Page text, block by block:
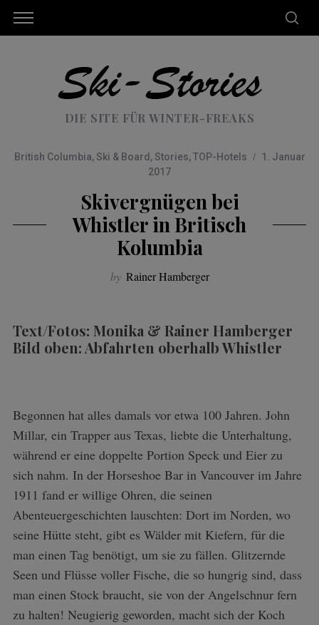
DIE SITE FÜR WINTER-FREAKS
British Columbia, Ski & Board , Stories,TOP-Hotels
1. Januar
2017
Skivergnügen bei
Whistler in Britisch
Kolumbia
by Rainer Hamberger
Text/Fotos: Monika & Rainer Hamberger
Bild oben: Abfahrten oberhalb Whistler
Begonnen hat alles damals vor etwa 100 Jahren. John
Millar, ein Trapper aus Texas, liebte die Unterhaltung,
während er eine doppelte Portion Speck und Eier zu
sich nahm. In der Horseshoe Bar in Vancouver im Jahre
1911 fand er willige Ohren, die seinen
Abenteuergeschichten lauschten: Dort im Norden, wo
seine Hütte steht, gibt es Wälder mit Kiefern, für die
man einen Tag benötigt, um sie zu fällen. Glitzernde
Seen und Flüsse voller Fische, die so hungrig sind, dass
man einen Stock braucht, sie von der Angelschnur fern
zu halten! Neugierig geworden, macht sich der Koch